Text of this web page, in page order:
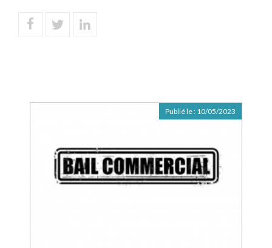
Publié le : 10/05/2023